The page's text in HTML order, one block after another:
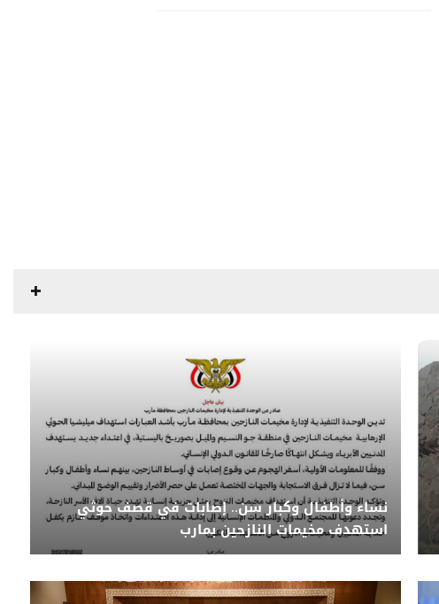
نساء وأطفال وكبار سن.. إصابات في قصف حوثي
استهدف مخيمات النازحين بمارب